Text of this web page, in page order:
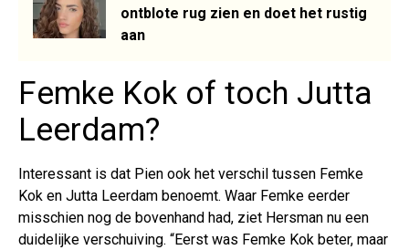
ontblote rug zien en doet het rustig
aan
Femke Kok of toch Jutta
Leerdam?
Interessant is dat Pien ook het verschil tussen Femke
Kok en Jutta Leerdam benoemt. Waar Femke eerder
misschien nog de bovenhand had, ziet Hersman nu een
duidelijke verschuiving. “Eerst was Femke Kok beter, maar